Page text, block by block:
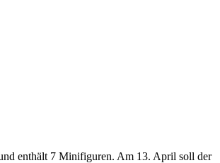
enthält 7 Minifiguren. Am 13. April soll der